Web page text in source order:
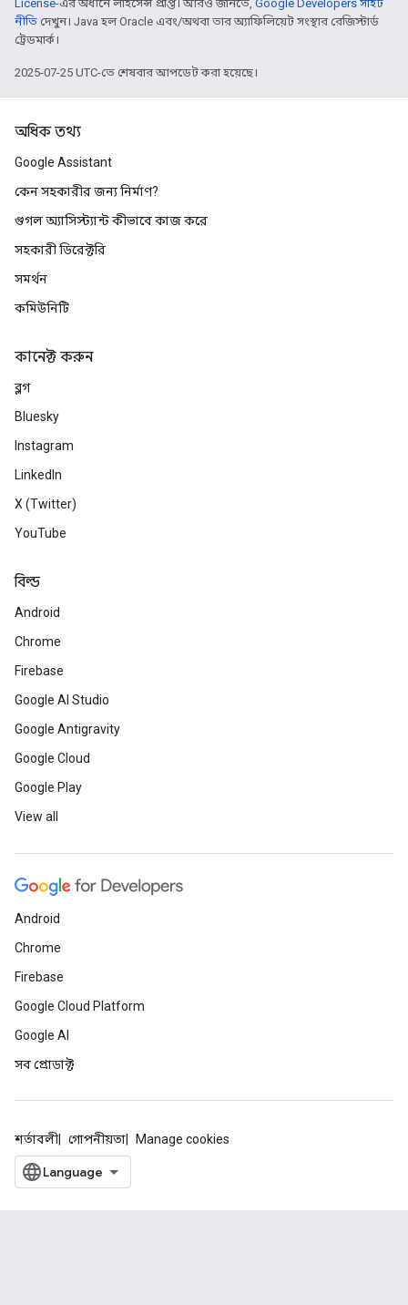
License-এর অধীনে লাইসেন্স প্রাপ্ত। আরও জানতে, Google Developers সাইট
নীতি দেখুন। Java হল Oracle এবং/অথবা তার অ্যাফিলিয়েট সংস্থার রেজিস্টার্ড
ট্রেডমার্ক।
2025-07-25 UTC-তে শেষবার আপডেট করা হয়েছে।
অধিক তথ্য
Google Assistant
কেন সহকারীর জন্য নির্মাণ?
গুগল অ্যাসিস্ট্যান্ট কীভাবে কাজ করে
সহকারী ডিরেক্টরি
সমর্থন
কমিউনিটি
কানেক্ট করুন
ব্লগ
Bluesky
Instagram
LinkedIn
X (Twitter)
YouTube
বিল্ড
Android
Chrome
Firebase
Google AI Studio
Google Antigravity
Google Cloud
Google Play
View all
Android
Chrome
Firebase
Google Cloud Platform
Google AI
সব প্রোডাক্ট
শর্তাবলী গোপনীয়তা Manage cookies